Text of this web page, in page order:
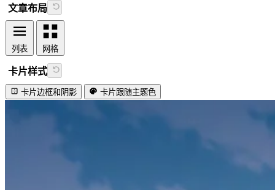
文章布局
列表 网格
卡片样式
卡片边框和阴影 卡片跟随主题色